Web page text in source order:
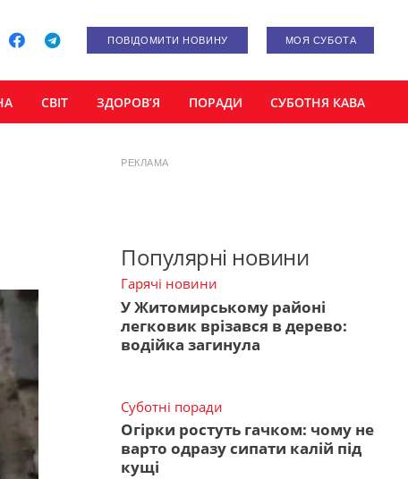
ПОВІДОМИТИ НОВИНУ МОЯ СУБОТА
СВІТ ЗДОРОВ’Я ПОРАДИ СУБОТНЯ КАВА
РЕКЛАМА
Популярні новини
Гарячі новини
У Житомирському районі
легковик врізався в дерево:
водійка загинула
Суботні поради
Огірки ростуть гачком: чому не
варто одразу сипати калій під
кущі